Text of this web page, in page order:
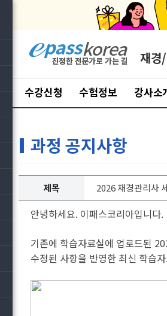
재경
수강신청 수험정보 강사소
과정 공지사항
제목 2026 재경관리사
안녕하세요. 이패스코리아입니다.
기존에 학습자료실에 업로드된
수정된 사항을 반영한 최신 학습